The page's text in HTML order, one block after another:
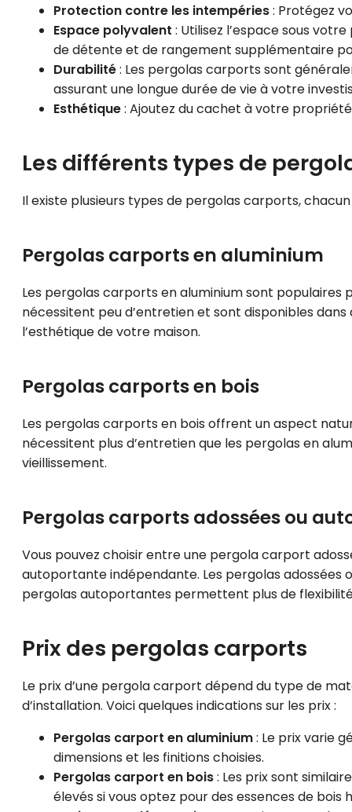
Protection contre les intempéries: Protégez
Espace polyvalent : Utilisez l’espace sous
de détente et de rangement supplémentaire
Durabilité: Les pergolas carports sont
assurant une longue durée de vie à votre
Esthétique: Ajoutez du cachet à votre
Les différents types de
Il existe plusieurs types de pergolas carports,
Pergolas carports en aluminium
Les pergolas carports en aluminium sont
nécessitent peu d’entretien et sont disponibles
l’esthétique de votre maison.
Pergolas carports en bois
Les pergolas carports en bois offrent un aspect
nécessitent plus d’entretien que les pergolas en
vieillissement.
Pergolas carports adossées ou
Vous pouvez choisir entre une pergola carport
autoportante indépendante. Les pergolas adossées
pergolas autoportantes permettent plus de
Prix des pergolas carports
Le prix d’une pergola carport dépend du type de
d’installation. Voici quelques indications sur les prix :
Pergolas carport en aluminium: Le prix varie
dimensions et les finitions choisies.
Pergolas carport en bois: Les prix sont
élevés si vous optez pour des essences de